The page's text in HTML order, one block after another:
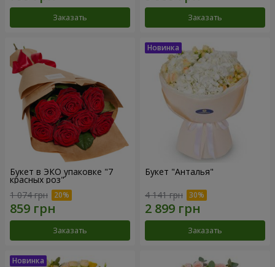
Заказать Заказать
Букет в ЭКО упаковке "7
красных роз"
1 074 грн
Заказать
Букет "Анталья"
4 141 грн
Заказать